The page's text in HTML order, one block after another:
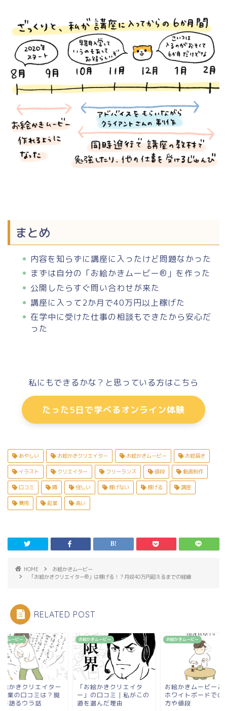
まとめ
内容を知らずに講座に入ったけど問題なかった
まずは自分の「お絵かきムービー®︎」を作った
公開したらすぐ問い合わせが来た
講座に入って2か月で40万円以上稼げた
在学中に受けた仕事の相談もできたから安心だ
った
私にもできるかな？と思っている方はこちら
たった5日で学べるオンライン体験
あやしい お絵かきクリエイター お絵かきムービー お絵描き
イラスト クリエイター フリーランス 値段 動画制作
口コミ 噂 怪しい 稼げない 稼げる 講座
費用 起業 高い
HOME
お絵かきムービー
「お絵かきクリエイター®︎」は稼げる！？月収40万円超えるまでの経緯
RELATED POST
きムービー
絵かきクリエイター
業の口コミは？現
が語るウラ話
お絵かきムービー
「お絵かきクリエイタ
ー」の口コミ｜私がこの
道を選んだ理由
お絵かきムービー
お絵かきムービーと
ホワイトボードでの
方や値段